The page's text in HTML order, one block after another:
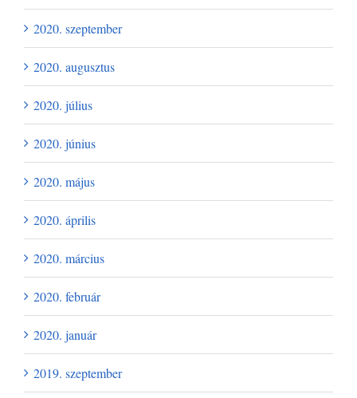
2020. szeptember
2020. augusztus
2020. július
2020. június
2020. május
2020. április
2020. március
2020. február
2020. január
2019. szeptember